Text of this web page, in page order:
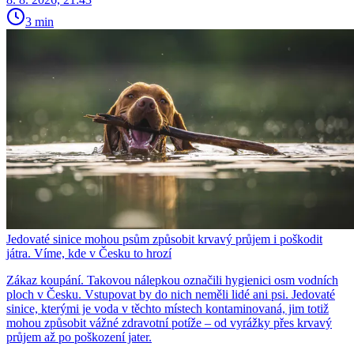
3 min
Jedovaté sinice mohou psům způsobit krvavý průjem i poškodit
játra. Víme, kde v Česku to hrozí
Zákaz koupání. Takovou nálepkou označili hygienici osm vodních
ploch v Česku. Vstupovat by do nich neměli lidé ani psi. Jedovaté
sinice, kterými je voda v těchto místech kontaminovaná, jim totiž
mohou způsobit vážné zdravotní potíže – od vyrážky přes krvavý
průjem až po poškození jater.